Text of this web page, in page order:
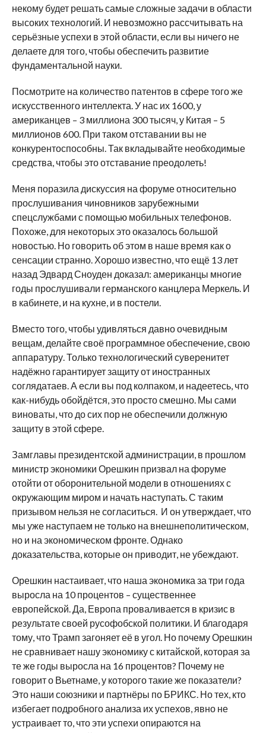
некому будет решать самые сложные задачи в области
высоких технологий. И невозможно рассчитывать на
серьёзные успехи в этой области, если вы ничего не
делаете для того, чтобы обеспечить развитие
фундаментальной науки.
Посмотрите на количество патентов в сфере того же
искусственного интеллекта. У нас их 1600, у
американцев – 3 миллиона 300 тысяч, у Китая – 5
миллионов 600. При таком отставании вы не
конкурентоспособны. Так вкладывайте необходимые
средства, чтобы это отставание преодолеть!
Меня поразила дискуссия на форуме относительно
прослушивания чиновников зарубежными
спецслужбами с помощью мобильных телефонов.
Похоже, для некоторых это оказалось большой
новостью. Но говорить об этом в наше время как о
сенсации странно. Хорошо известно, что ещё 13 лет
назад Эдвард Сноуден доказал: американцы многие
годы прослушивали германского канцлера Меркель. И
в кабинете, и на кухне, и в постели.
Вместо того, чтобы удивляться давно очевидным
вещам, делайте своё программное обеспечение, свою
аппаратуру. Только технологический суверенитет
надёжно гарантирует защиту от иностранных
соглядатаев. А если вы под колпаком, и надеетесь, что
как-нибудь обойдётся, это просто смешно. Мы сами
виноваты, что до сих пор не обеспечили должную
защиту в этой сфере.
Замглавы президентской администрации, в прошлом
министр экономики Орешкин призвал на форуме
отойти от оборонительной модели в отношениях с
окружающим миром и начать наступать. С таким
призывом нельзя не согласиться. И он утверждает, что
мы уже наступаем не только на внешнеполитическом,
но и на экономическом фронте. Однако
доказательства, которые он приводит, не убеждают.
Орешкин настаивает, что наша экономика за три года
выросла на 10 процентов – существеннее
европейской. Да, Европа проваливается в кризис в
результате своей русофобской политики. И благодаря
тому, что Трамп загоняет её в угол. Но почему Орешкин
не сравнивает нашу экономику с китайской, которая за
те же годы выросла на 16 процентов? Почему не
говорит о Вьетнаме, у которого такие же показатели?
Это наши союзники и партнёры по БРИКС. Но тех, кто
избегает подробного анализа их успехов, явно не
устраивает то, что эти успехи опираются на